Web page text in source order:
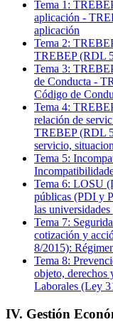
Tema 1 :
aplicación -
aplicación
Tema 2:
TREBEP (RDL
Tema 3:
de Conducta -
Código de
Tema 4:
relación de
TREBEP (RDL
servicio,
Tema 5:
Tema 6: LOSU
públicas (PDI y
las
Tema 7:
cotización y
8/2015):
Tema 8:
objeto, derechos
Laborales (Ley
IV. Gestión